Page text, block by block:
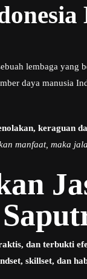
lembaga yang
daya manusia
keraguan
manfaat, maka
dan terbukti
skillset, dan